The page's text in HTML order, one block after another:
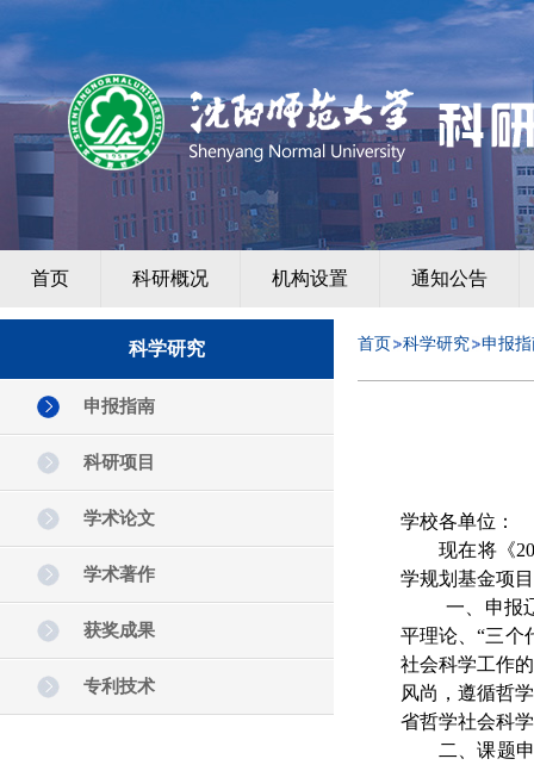
首页 科研概况 机构设置 通知公告
科学研究
申报指南
科研项目
学术论文
学术著作
获奖成果
专利技术
首页 科学研究 申报
学校各单位：
现在将《
学规划基金项
一、申报辽
平理论、“三个
社会科学工作
风尚，遵循哲
省哲学社会科
二、课题申